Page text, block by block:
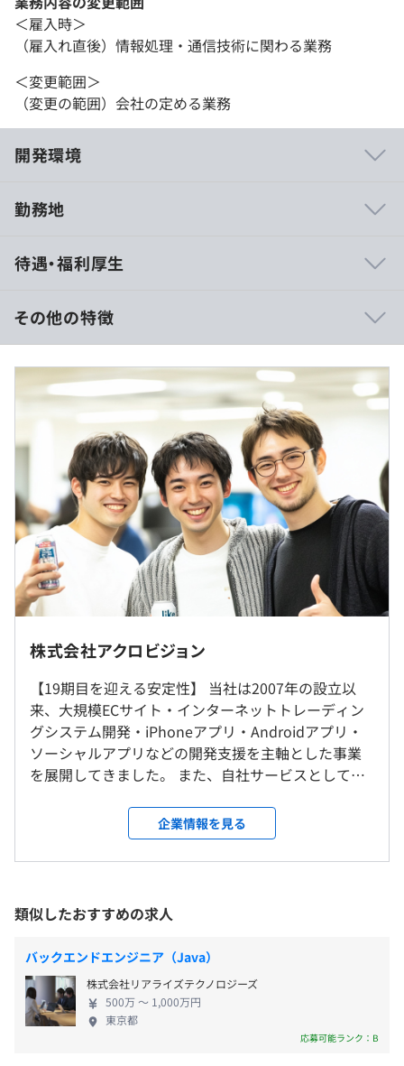
＜雇入時＞
（雇入れ直後）情報処理・通信技術に関わる業務
＜変更範囲＞
（変更の範囲）会社の定める業務
開発環境
成長するためには「どのような仕事に取り組むか」が最も
本人とじっくり話す機会を設け、どのような仕事をし、成
長するのかについてプランを一緒に考えるようにしていま
す。
しっかりと対話をする機会を設けることで、相互の理解を
深め仕事において有意義な時間を過ごすようにしていま
■成果とプロセス、どちらも重視した評価体制
評価は、成果とプロセスの両面で行います。
極端な成果主義というわけではなく、安定の要素も取り入
れた成果と安定のハイブリッドになっています。
＜主なプロジェクト例＞
・インターネットトレーディングシステム（C++）
・証券会社の顧客口座開設システム（Java・Spring Boot
／React）
┗ 基本設計～実装まで対応可能な方歓迎／リモート可
・仮想通貨関連システム（Ruby on Rails）
┗ 設計・仕様まとめ、プロジェクト推進力がある方歓迎
／エンド直Rubyは尚可
・金融系ディーリングシステム開発（C++・Java）
┗ 大手証券会社や銀行との取引多数
環境・スキル：PHP、SQL、HTML＋CSS、Javascript、
その他：ポータルサイトシステム管理画面の開発、基本設
計〜実装・テスト
■案件名：既存アプリiOS/Androidアプリの機能追加
環境・スキル：iOS/Android React Native、GO Lang、
勤務地
・入社拠点は希望を１００％反映
・勤務先はクライアント先となります。
・自宅からの距離等も考慮の上決定致します。
・転勤はございません。（家庭の事情などで相談は可能で
ございます）
就業場所の変更範囲
＜雇入時＞
（変更の範囲）常駐先、事業所及びテレワークを行う場所
岡
受動喫煙防止措置に関する事項
・従業員に対する受動喫煙対策：あり
・対策内容：敷地内禁煙（喫煙場所あり）
待遇・福利厚生
【月給制】
月給：453,833円～618,333円（一律手当含む）
基本給：347,120円～472,941円
固定残業代：61,330円～83,559円
常駐手当：45,383円～61,833円
昇給：年1～2回（人事考課による）
賞与：年2回
ポジション別モデル年収
・金融経験PM：年収1,000～1,200万円
・金融経験PL：年収900～1,100万円
・金融経験SE：年収800～1,000万円
・PL：年収800～1,000万円
・SE：年収700～900万円
（※想定年収 は年収提示額を保証するものではありません）
平均残業時間：平均15時間／月 （※超過分は別途支
・年間休日125日以上（実績）
その他の特徴
株式会社アクロビジョン
【19期目を迎える安定性】 当社は2007年の設立以
来、大規模ECサイト・インターネットトレーディン
グシステム開発・iPhoneアプリ・Androidアプリ・
ソーシャルアプリなどの開発支援を主軸とした事業
を展開してきました。 また、自社サービスとしてエ
発・運用も手掛けています。 【自身に合うプロジェ
クトにジョイン】 弊社は業務委託を中心としたビジ
ネス展開をしており、ご提案可能な案件の種類は上
ルディングス株式会社や株式会社リクルートホール
ディングスなど、幅広いお取引先様からお声掛けい
ただいており、スキルや経験、志向に合わせたプロ
ジェクトをご提案可能です。 昨今はリモートと出社
のハイブリッドのような勤務体制やフルリモートも
多く、以前よりも働きやすい環境が整いつつありま
企業情報を見る
類似したおすすめの求人
バックエンドエンジニア（Java）
株式会社リアライズテクノロジーズ
500万 〜 1,000万円
東京都
応募可能ランク：B